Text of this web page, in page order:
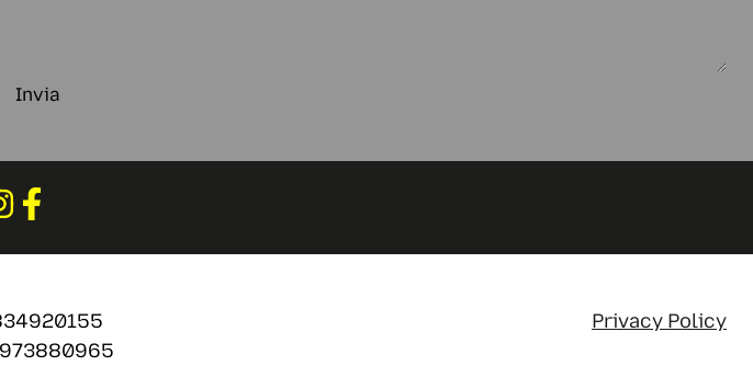
Invia
Privacy Policy